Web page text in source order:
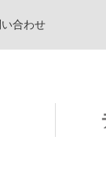
合わせ